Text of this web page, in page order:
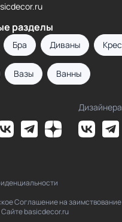
разделы
Бра Диваны
Вазы Ванны
Соглашение на
basicdecor.ru